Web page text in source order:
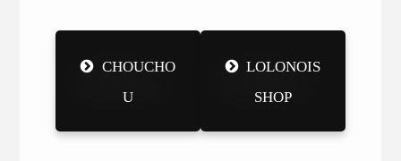
CHOUCHO
U
LOLONOIS
SHOP